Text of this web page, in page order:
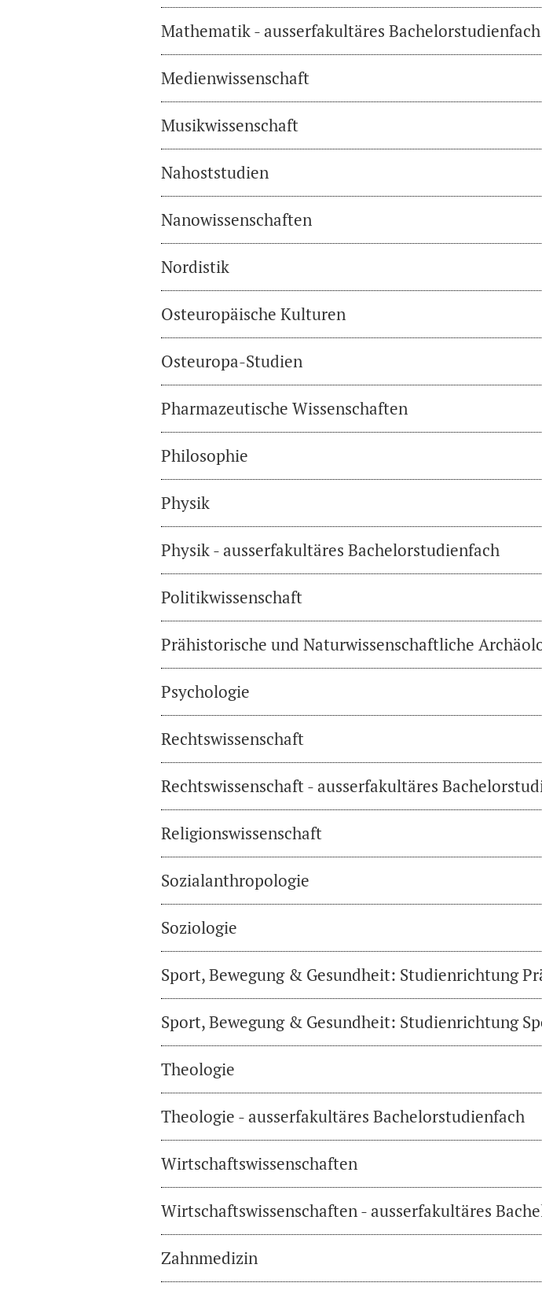
Mathematik - ausserfakultäres Bachelorstudienfach
Medienwissenschaft
Musikwissenschaft
Nahoststudien
Nanowissenschaften
Nordistik
Osteuropäische Kulturen
Osteuropa-Studien
Pharmazeutische Wissenschaften
Philosophie
Physik
Physik - ausserfakultäres Bachelorstudienfach
Politikwissenschaft
Prähistorische und Naturwissenschaftliche
Psychologie
Rechtswissenschaft
Rechtswissenschaft - ausserfakultäres
Religionswissenschaft
Sozialanthropologie
Soziologie
Sport, Bewegung & Gesundheit: Studienrichtung
Sport, Bewegung & Gesundheit: Studienrichtung
Theologie
Theologie - ausserfakultäres Bachelorstudienfach
Wirtschaftswissenschaften
Wirtschaftswissenschaften - ausserfakultäres
Zahnmedizin